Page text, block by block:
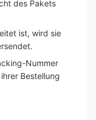
des Pakets
ist, wird sie
Nummer
Bestellung